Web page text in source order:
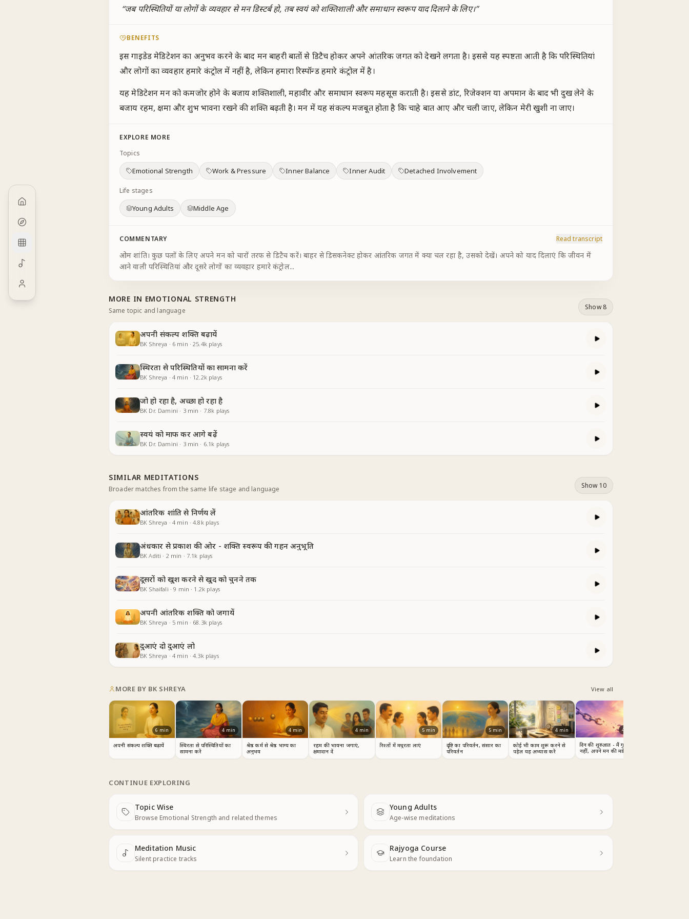
“जब परिस्थितियों या लोगों के व्यवहार से मन डिस्टर्ब हो, तब स्वयं को शक्तिशाली और समाधान स्वरूप याद दिलाने के लिए।”
BENEFITS
इस गाइडेड मेडिटेशन का अनुभव करने के बाद मन बाहरी बातों से डिटैच होकर अपने आंतरिक जगत को देखने लगता है। इससे यह स्पष्टता आती है कि परिस्थितियां
और लोगों का व्यवहार हमारे कंट्रोल में नहीं है, लेकिन हमारा रिस्पॉन्ड हमारे कंट्रोल में है।
यह मेडिटेशन मन को कमजोर होने के बजाय शक्तिशाली, महावीर और समाधान स्वरूप महसूस कराती है। इससे डांट, रिजेक्शन या अपमान के बाद भी दुख लेने के
बजाय रहम, क्षमा और शुभ भावना रखने की शक्ति बढ़ती है। मन में यह संकल्प मजबूत होता है कि चाहे बात आए और चली जाए, लेकिन मेरी खुशी ना जाए।
EXPLORE MORE
Topics
Emotional Strength Work & Pressure Inner Balance Inner Audit Detached Involvement
Life stages
Young Adults Middle Age
COMMENTARY Read transcript
ओम शांति। कुछ पलों के लिए अपने मन को चारों तरफ से डिटैच करें। बाहर से डिसकनेक्ट होकर आंतरिक जगत में क्या चल रहा है, उसको देखें। अपने को याद दिलाएं कि जीवन में
आने वाली परिस्थितियां और दूसरे लोगों का व्यवहार हमारे कंट्रोल...
MORE IN EMOTIONAL STRENGTH
Same topic and language Show 8
अपनी संकल्प शक्ति बढ़ायें
BK Shreya · 6 min ·25.4kplays
स्थिरता से परिस्थितियों का सामना करें
BK Shreya · 4 min · 12.2kplays
जो हो रहा है, अच्छा हो रहा है
BK Dr. Damini · 3min · 7.8k plays
स्वयं को माफ कर आगे बढ़ें
BK Dr. Damini · 3min · 6.1k plays
SIMILAR MEDITATIONS
Broader matches from the same life stage and language Show 10
आंतरिक शांति से निर्णय लें
BK Shreya · 4 min ·4.8kplays
अंधकार से प्रकाश की ओर - शक्ति स्वरूप की गहन अनुभूति
BK Aditi · 2 min · 7.1k plays
दूसरों को खुश करने से खुद को चुनने तक
BK Shaifali ·9 min · 1.2k plays
अपनी आंतरिक शक्ति को जगायें
BK Shreya · 5 min · 68.3kplays
दुआएं दो दुआएं लो
BK Shreya · 4 min ·4.3kplays
MORE BY BK SHREYA View all
6 min
अपनी संकल्प शक्ति बढ़ायें
4 min
स्थिरता से परिस्थितियों का
सामना करें
4 min
श्रेष्ठ कर्म से श्रेष्ठ भाग्य का
अनुभव
4 min
रहम की भावना जगाएं,
क्षमादान दें
5 min
रिश्तों में मधुरता लाएं
5 min
दृष्टि का परिवर्तन, संसार का
परिवर्तन
4 min
कोई भी काम शुरू करने से
पहेल यह अभ्यास करें
4
दिन की शुरुआत - मैं गुलाम
नहीं, अपने मन की मालिक हूँ
CONTINUE EXPLORING
Topic Wise
Browse Emotional Strength and related themes
Next
Young Adults
Age-wise meditations
Next
Meditation Music
Silent practice tracks
Next
Rajyoga Course
Learn the foundation